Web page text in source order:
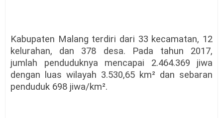
Kabupaten Malang terdiri dari 33 kecamatan, 12
kelurahan, dan 378 desa. Pada tahun 2017,
jumlah penduduknya mencapai 2.464.369 jiwa
dengan luas wilayah 3.530,65 km² dan sebaran
penduduk 698 jiwa/km².